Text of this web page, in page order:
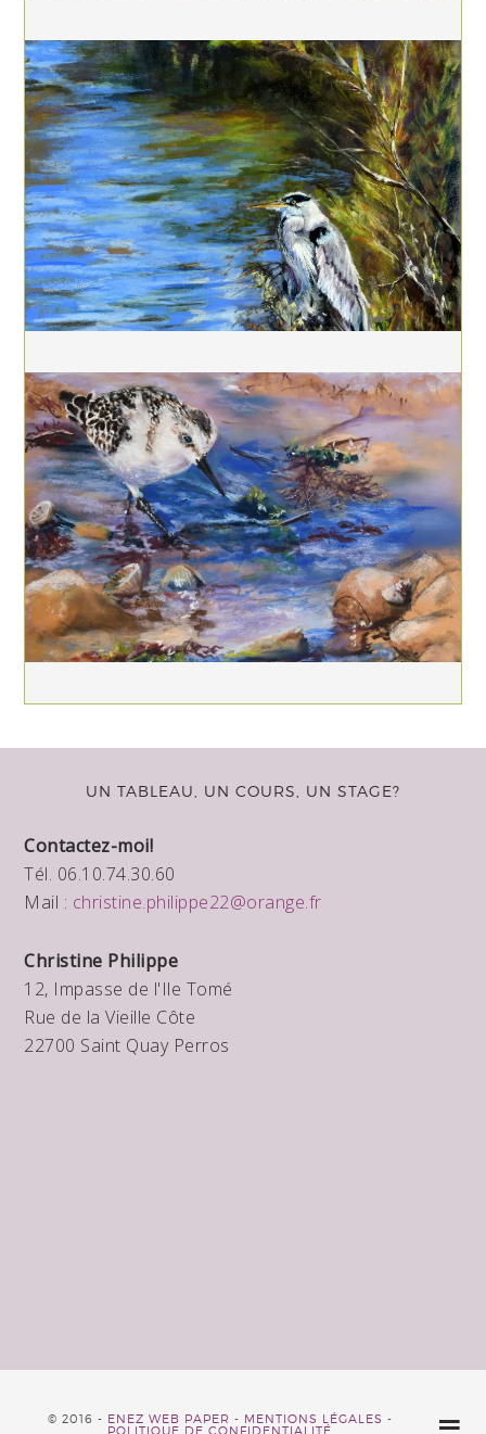
UN TABLEAU, UN COURS, UN STAGE?
Contactez-moi!
Tél. 06.10.74.30.60
Mail : christine.philippe22@orange.fr
Christine Philippe
12, Impasse de l'Ile Tomé
Rue de la Vieille Côte
22700 Saint Quay Perros
© 2016 - ENEZ WEB PAPER - MENTIONS LÉGALES -
POLITIQUE DE CONFIDENTIALITÉ